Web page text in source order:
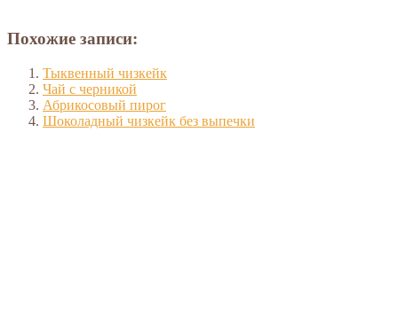
Похожие записи:
Тыквенный чизкейк
Чай с черникой
Абрикосовый пирог
Шоколадный чизкейк без выпечки